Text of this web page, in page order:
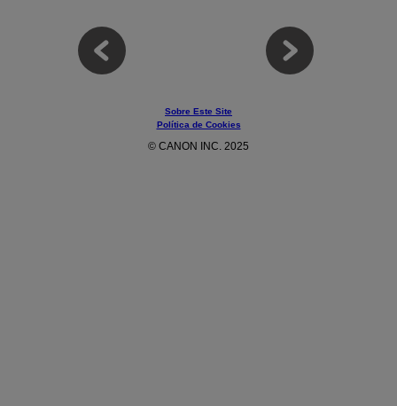
Sobre Este Site
Política de Cookies
© CANON INC. 2025